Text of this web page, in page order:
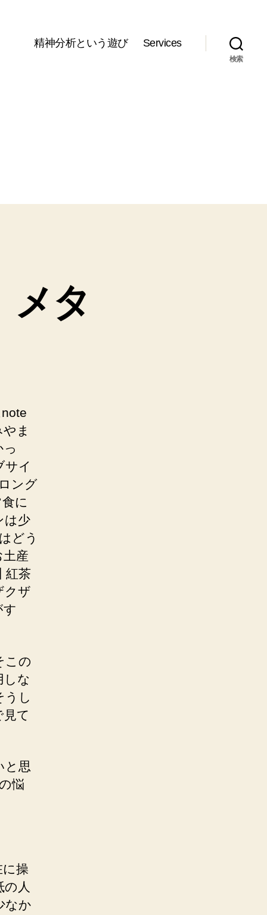
精神分析という遊び Services
検索
メタ
ま
サイ
ング
に
は少
どう
産
紅茶
クザ
す
この
しな
うし
て
と思
悩
操
人
なか